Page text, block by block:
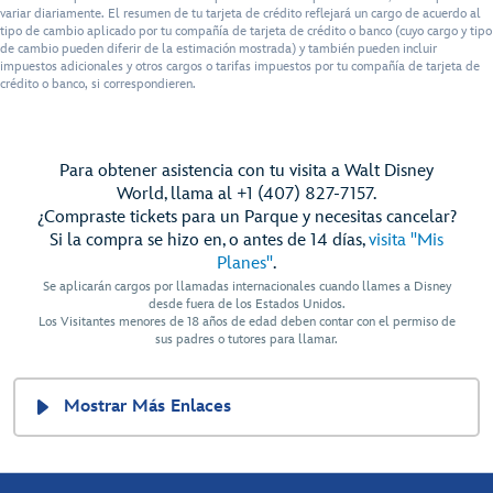
variar diariamente. El resumen de tu tarjeta de crédito reflejará un cargo de acuerdo al
tipo de cambio aplicado por tu compañía de tarjeta de crédito o banco (cuyo cargo y tipo
de cambio pueden diferir de la estimación mostrada) y también pueden incluir
impuestos adicionales y otros cargos o tarifas impuestos por tu compañía de tarjeta de
crédito o banco, si correspondieren.
Para obtener asistencia con tu visita a Walt Disney
World, llama al +1 (407) 827-7157.
¿Compraste tickets para un Parque y necesitas cancelar?
Si la compra se hizo en, o antes de 14 días,visita "Mis
Planes".
Se aplicarán cargos por llamadas internacionales cuando llames a Disney
desde fuera de los Estados Unidos.
Los Visitantes menores de 18 años de edad deben contar con el permiso de
sus padres o tutores para llamar.
Mostrar Más Enlaces